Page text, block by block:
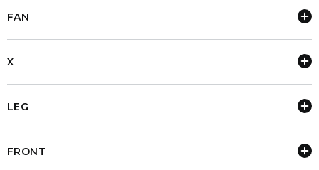
FAN
X
LEG
FRONT